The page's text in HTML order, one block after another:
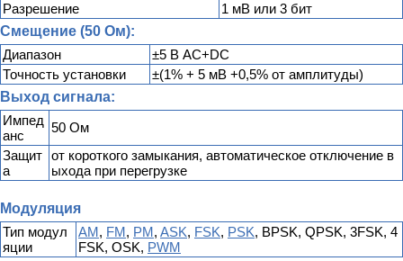
Разрешение
1 мВ или 3 бит
Смещение (50 Ом):
Диапазон
±5 В АС+DC
Точность установки
±(1% + 5 мВ +0,5% от амплитуды)
Выход сигнала:
Импед
анс
50 Ом
Защит
а
от короткого замыкания, автоматическое отключение в
ыхода при перегрузке
Модуляция
Тип модул
яции
AM, FM, PM, ASK, FSK, PSK, BPSK, QPSK, 3FSK, 4
FSK, OSK, PWM